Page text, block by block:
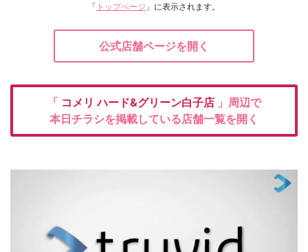
「 トップページ 」に表示されます。
公式店舗ページを開く
「 コメリハード&グリーン白子店 」周辺で
本日チラシを掲載している店舗一覧を開く